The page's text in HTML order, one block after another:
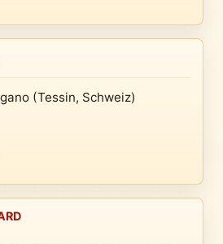
(Tessin, Schweiz)